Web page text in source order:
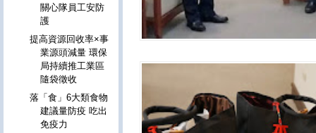
關心隊員工安防
護
提高資源回收率×事
業源頭減量 環保
局持續推工業區
隨袋徵收
落「食」6大類食物
建議量防疫 吃出
免疫力